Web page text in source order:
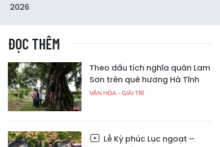
2026
ĐỌC THÊM
Theo dấu tích nghĩa quân Lam
Sơn trên quê hương Hà Tĩnh
VĂN HÓA - GIẢI TRÍ
Lễ Kỳ phúc Lục ngoạt –